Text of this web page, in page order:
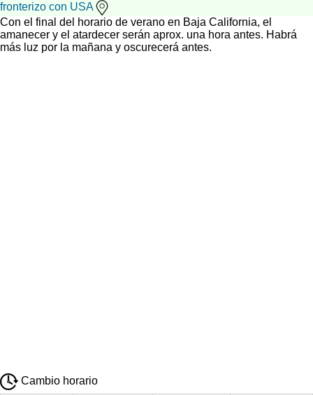
fronterizo con USA
Con el final del horario de verano en Baja California, el
amanecer y el atardecer serán aprox. una hora antes. Habrá
más luz por la mañana y oscurecerá antes.
Cambio horario